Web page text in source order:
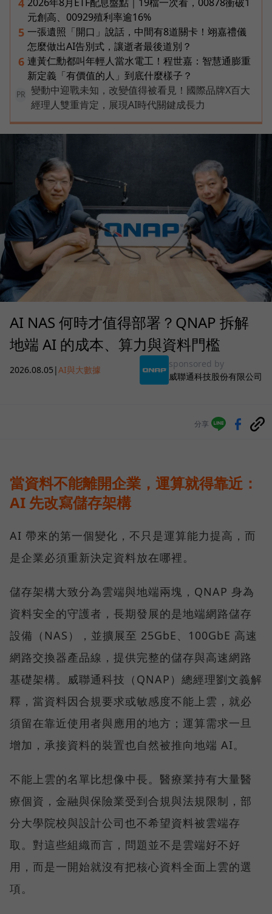
4
元創高、00929殖利率逾16%
5 一張遺照「開口」說話，中間有8道關卡！翊嘉禮儀
怎麼做出AI告別式，讓逝者最後道別？
6 連黃仁勳都叫年輕人當水電工！程世嘉：智慧通膨重
新定義「有價值的人」到底什麼樣子？
PR
變動中迎戰未知，改變值得被看見！國際品牌X百大
經理人雙重肯定，展現AI時代關鍵成長力
AI NAS 何時才值得部署？QNAP 拆解
地端 AI 的成本、算力與資料門檻
2026.08.05 |AI與大數據
sponsored by
威聯通科技股份有限公司
分享
當資料不能離開企業，運算就得靠近：
AI 先改寫儲存架構
AI 帶來的第一個變化，不只是運算能力提高，而
是企業必須重新決定資料放在哪裡。
儲存架構大致分為雲端與地端兩塊，QNAP 身為
資料安全的守護者，長期發展的是地端網路儲存
設備（NAS），並擴展至 25GbE、100GbE 高速
網路交換器產品線，提供完整的儲存與高速網路
基礎架構。威聯通科技（QNAP）總經理劉文義解
釋，當資料因合規要求或敏感度不能上雲，就必
須留在靠近使用者與應用的地方；運算需求一旦
增加，承接資料的裝置也自然被推向地端 AI。
不能上雲的名單比想像中長。醫療業持有大量醫
療個資，金融與保險業受到合規與法規限制，部
分大學院校與設計公司也不希望資料被雲端存
取。對這些組織而言，問題並不是雲端好不好
用，而是一開始就沒有把核心資料全面上雲的選
項。